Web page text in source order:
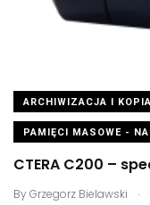
ARCHIWIZACJA I
PAMIĘCI MASOWE -
CTERA C200 –
ByGrzegorz Bielawski .